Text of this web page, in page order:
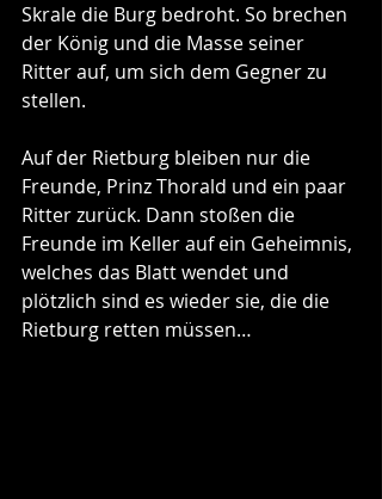
Skrale die Burg bedroht. So brechen
der König und die Masse seiner
Ritter auf, um sich dem Gegner zu
stellen.
Auf der Rietburg bleiben nur die
Freunde, Prinz Thorald und ein paar
Ritter zurück. Dann stoßen die
Freunde im Keller auf ein Geheimnis,
welches das Blatt wendet und
plötzlich sind es wieder sie, die die
Rietburg retten müssen…